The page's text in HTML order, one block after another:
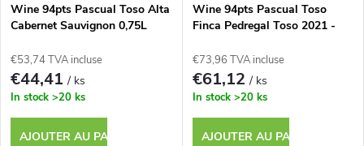
Wine 94pts Pascual Toso Alta
Cabernet Sauvignon 0,75L
€53,74 TVA incluse
€44,41/ ks
In stock >20 ks
AJOUTER AU PANIER
Wine 94pts Pascual Toso
Finca Pedregal Toso 2021 -
€73,96 TVA incluse
€61,12/ ks
In stock >20 ks
AJOUTER AU PANIER